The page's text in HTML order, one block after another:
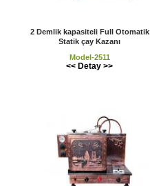
2 Demlik kapasiteli Full Otomatik
Statik çay Kazanı
Model-2511
<< Detay >>